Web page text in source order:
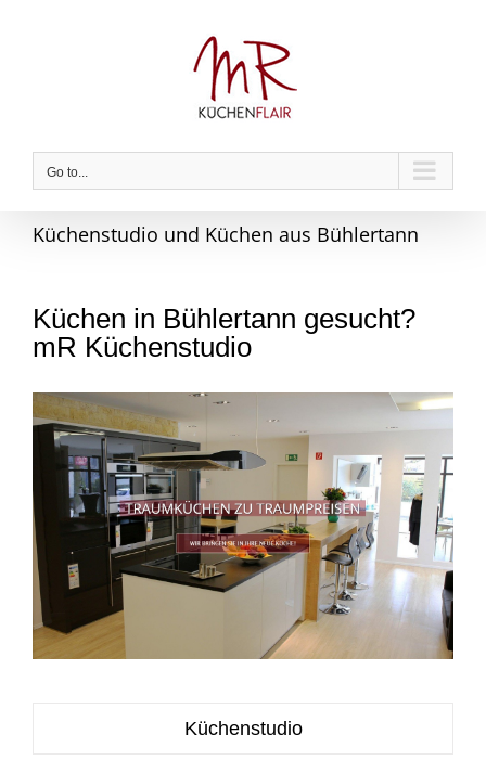
Go to...
Küchenstudio und Küchen aus Bühlertann
Küchen in Bühlertann gesucht?
mR Küchenstudio
Küchenstudio